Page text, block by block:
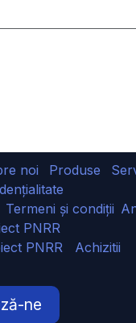
noi Produse
Termeni și condiții
PNRR
PNRR Achizitii
ne